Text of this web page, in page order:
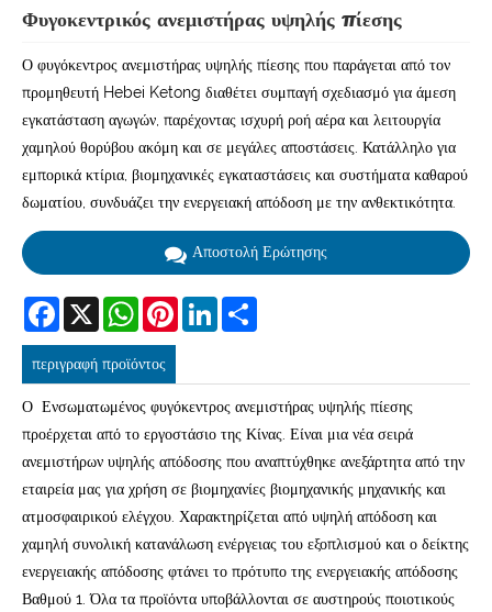
Φυγοκεντρικός ανεμιστήρας υψηλής πίεσης
Ο φυγόκεντρος ανεμιστήρας υψηλής πίεσης που παράγεται από τον
προμηθευτή Hebei Ketong διαθέτει συμπαγή σχεδιασμό για άμεση
εγκατάσταση αγωγών, παρέχοντας ισχυρή ροή αέρα και λειτουργία
χαμηλού θορύβου ακόμη και σε μεγάλες αποστάσεις. Κατάλληλο για
εμπορικά κτίρια, βιομηχανικές εγκαταστάσεις και συστήματα καθαρού
δωματίου, συνδυάζει την ενεργειακή απόδοση με την ανθεκτικότητα.
Αποστολή Ερώτησης
Facebook
X WhatsAppPinterestLinkedIn
περιγραφή προϊόντος
Ο Ενσωματωμένος φυγόκεντρος ανεμιστήρας υψηλής πίεσης
προέρχεται από το εργοστάσιο της Κίνας. Είναι μια νέα σειρά
ανεμιστήρων υψηλής απόδοσης που αναπτύχθηκε ανεξάρτητα από την
εταιρεία μας για χρήση σε βιομηχανίες βιομηχανικής μηχανικής και
ατμοσφαιρικού ελέγχου. Χαρακτηρίζεται από υψηλή απόδοση και
χαμηλή συνολική κατανάλωση ενέργειας του εξοπλισμού και ο δείκτης
ενεργειακής απόδοσης φτάνει το πρότυπο της ενεργειακής απόδοσης
Βαθμού 1. Όλα τα προϊόντα υποβάλλονται σε αυστηρούς ποιοτικούς